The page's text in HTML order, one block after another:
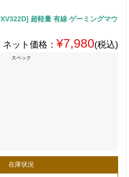
超軽量 有線 ゲーミングマウ
ネット価格： ¥7,980(税込)
スペック
在庫状況